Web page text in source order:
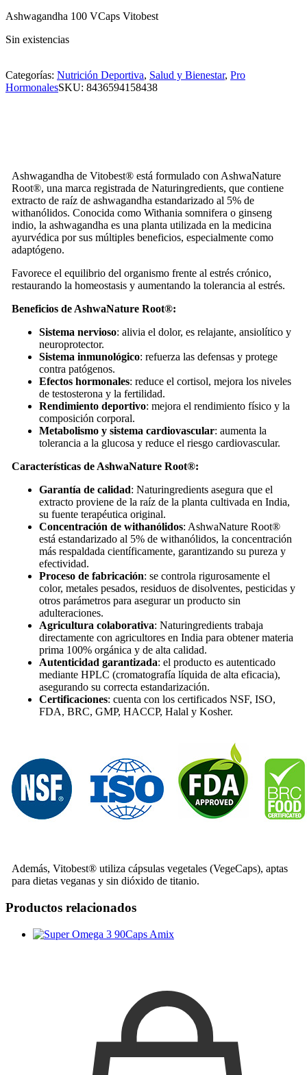
Ashwagandha 100 VCaps Vitobest
Sin existencias
Categorías: Nutrición Deportiva, Salud y Bienestar, Pro
HormonalesSKU: 8436594158438
Ashwagandha de Vitobest® está formulado con AshwaNature
Root®, una marca registrada de Naturingredients, que contiene
extracto de raíz de ashwagandha estandarizado al 5% de
withanólidos. Conocida como Withania somnifera o ginseng
indio, la ashwagandha es una planta utilizada en la medicina
ayurvédica por sus múltiples beneficios, especialmente como
adaptógeno.
Favorece el equilibrio del organismo frente al estrés crónico,
restaurando la homeostasis y aumentando la tolerancia al estrés.
Beneficios de AshwaNature Root®:
Sistema nervioso: alivia el dolor, es relajante, ansiolítico y
neuroprotector.
Sistema inmunológico: refuerza las defensas y protege
contra patógenos.
Efectos hormonales: reduce el cortisol, mejora los niveles
de testosterona y la fertilidad.
Rendimiento deportivo: mejora el rendimiento físico y la
composición corporal.
Metabolismo y sistema cardiovascular: aumenta la
tolerancia a la glucosa y reduce el riesgo cardiovascular.
Características de AshwaNature Root®:
Garantía de calidad: Naturingredients asegura que el
extracto proviene de la raíz de la planta cultivada en India,
su fuente terapéutica original.
Concentración de withanólidos: AshwaNature Root®
está estandarizado al 5% de withanólidos, la concentración
más respaldada científicamente, garantizando su pureza y
efectividad.
Proceso de fabricación: se controla rigurosamente el
color, metales pesados, residuos de disolventes, pesticidas y
otros parámetros para asegurar un producto sin
adulteraciones.
Agricultura colaborativa: Naturingredients trabaja
directamente con agricultores en India para obtener materia
prima 100% orgánica y de alta calidad.
Autenticidad garantizada: el producto es autenticado
mediante HPLC (cromatografía líquida de alta eficacia),
asegurando su correcta estandarización.
Certificaciones: cuenta con los certificados NSF, ISO,
FDA, BRC, GMP, HACCP, Halal y Kosher.
Además, Vitobest® utiliza cápsulas vegetales (VegeCaps), aptas
para dietas veganas y sin dióxido de titanio.
Productos relacionados